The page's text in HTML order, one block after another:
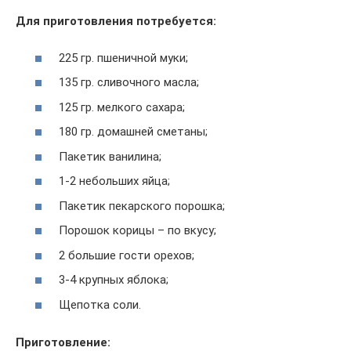
Для приготовления потребуется:
225 гр. пшеничной муки;
135 гр. сливочного масла;
125 гр. мелкого сахара;
180 гр. домашней сметаны;
Пакетик ванилина;
1-2 небольших яйца;
Пакетик пекарского порошка;
Порошок корицы – по вкусу;
2 большие гости орехов;
3-4 крупных яблока;
Щепотка соли.
Приготовление: